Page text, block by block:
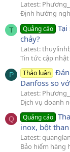
Latest:
Định hướng
T Quảng cáo
chảy?
Latest:
Tin tức cập nhật
P Thảo luận
Danfoss so
Latest:
Dịch vụ doanh
Q Quảng cáo
inox, bột
Latest: quanglan
Bảo hiểm hàng